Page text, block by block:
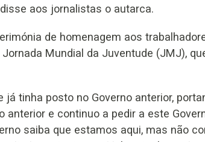
aos jornalistas o autarca.
de homenagem aos
Mundial da Juventude (JMJ),
tinha posto no Governo anterior,
e continuo a pedir a este
saiba que estamos aqui, mas não